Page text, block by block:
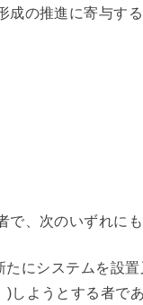
の推進に寄与す
、次のいずれに
にシステムを設
しようとする者であ